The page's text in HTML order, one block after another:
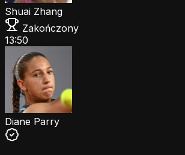
Shuai Zhang
Zakończony
13:50
Diane Parry